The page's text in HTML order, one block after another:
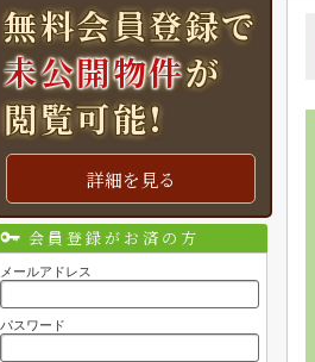
無料会員登録で
未公開物件が
閲覧可能!
詳細を見る
会員登録がお済の方
メールアドレス
パスワード